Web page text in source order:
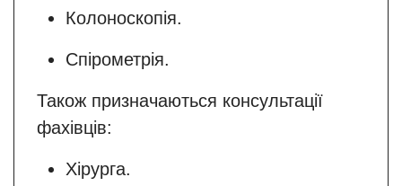
Колоноскопія.
Спірометрія.
Також призначаються консультації
фахівців:
Хірурга.